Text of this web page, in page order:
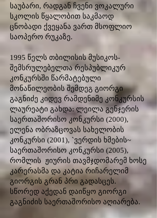
საუბარი, რადგან ჩვენი ვოკალური
სკოლის წყალობით საკმაოდ
ცნობადი ქვეყანა ვართ მსოფლიო
საოპერო რუკაზე.
1995 წელს თბილისის მუსიკოს-
შემსრულებელთა რესპუბლიკურ
კონკურსში წარმატებული
მონაწილეობის შემდეგ გიორგი
გაგნიძე კიდევ რამდენიმე კონკურსის
ლაურეატი გახდა: ლეილა გენჯერის
საერთაშორისო კონკურსი (2000),
ელენა ობრაზცოვას სახელობის
კონკურსი (2001), `ვერდის ხმების~
საერთაშორისო კონკურსი (2005),
რომლის ჟიურის თავმჯდომარემ ხოსე
კარერასმა და კატია რიჩარელიმ
გიორგის გრან პრი გადასცეს.
სწორედ აქედან დაიწყო გიორგი
გაგნიძის საერთაშორისო აღიარება.